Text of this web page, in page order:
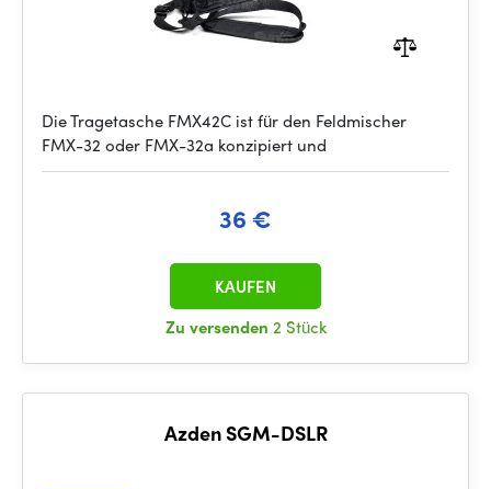
Die Tragetasche FMX42C ist für den Feldmischer
FMX-32 oder FMX-32a konzipiert und
36 €
Zu versenden 2 Stück
KAUFEN
Azden SGM-DSLR